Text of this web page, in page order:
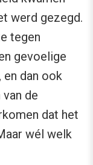
werd gezegd.
tegen
gevoelige
en dan ook
de
dat het
wél welk